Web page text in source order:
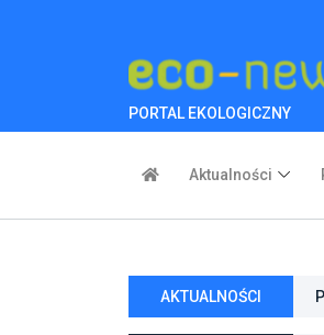
PORTAL EKOLOGICZNY
Aktualności
AKTUALNOŚCI